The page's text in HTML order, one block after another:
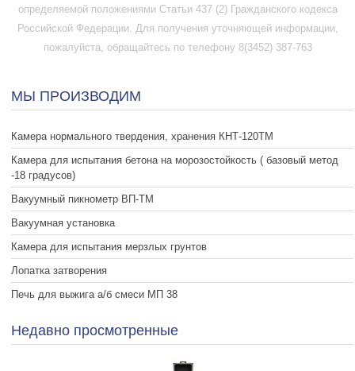
определяемой положениями Статьи 437 (2) Гражданского кодекса
Российской Федерации. Для получения уточняющей информации,
пожалуйста, обращайтесь по телефону 8(3452) 387-763
МЫ ПРОИЗВОДИМ
Камера нормального твердения, хранения КНТ-120ТМ
Камера для испытания бетона на морозостойкость ( базовый метод
-18 градусов)
Вакуумный пикнометр ВП-ТМ
Вакуумная установка
Камера для испытания мерзлых грунтов
Лопатка затворения
Печь для выжига а/б смеси МП 38
Недавно просмотренные